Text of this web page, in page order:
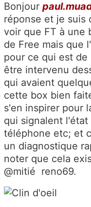
Bonjour
réponse et je suis
voir que FT à une
de Free mais que
pour ce qui est de
être intervenu
qui avaient
cette box bien
s'en inspirer pour
qui signalent l'état
téléphone etc; et
un diagnostique
noter que cela
@mitié reno69.